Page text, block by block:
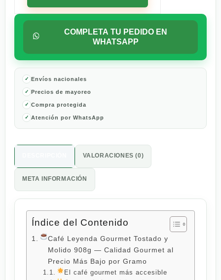
Molido
908g
COMPLETA TU PEDIDO EN
WHATSAPP
Envíos nacionales
Precios de mayoreo
Compra protegida
Atención por WhatsApp
VALORACIONES (0)
META INFORMACIÓN
Índice del Contenido
Café Leyenda Gourmet Tostado y
Molido 908g — Calidad Gourmet al
Precio Más Bajo por Gramo
El café gourmet más accesible